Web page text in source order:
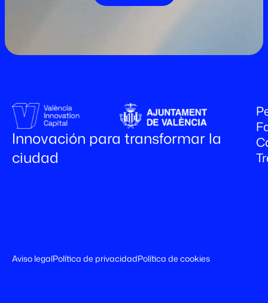
Innovación para transformar la
ciudad
Aviso legalPolítica de privacidadPolítica de cookies